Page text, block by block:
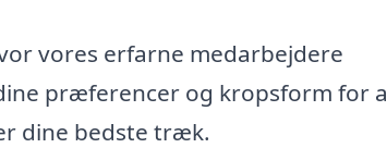
vores erfarne medarbejdere
præferencer og kropsform for
dine bedste træk.